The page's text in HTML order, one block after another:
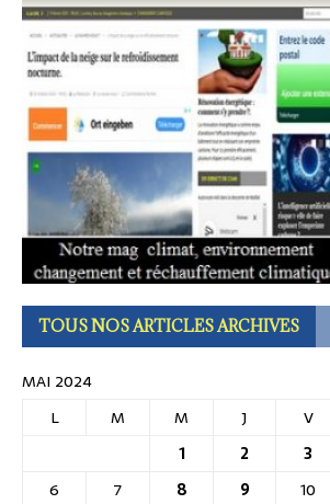
TOUS NOS ARTICLES ARCHIVES
MAI 2024
L
M M J V
1
2 3
6
7 8 9 10